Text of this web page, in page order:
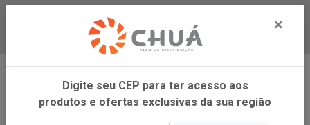
Baixe já nosso APP
0
×
Digite seu CEP para ter acesso aos
produtos e ofertas exclusivas da sua região